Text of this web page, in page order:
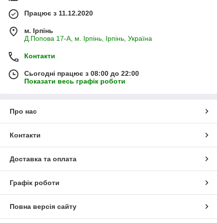
Працює з 11.12.2020
м. Ірпінь
Д.Попова 17-А, м. Ірпінь, Ірпінь, Україна
Контакти
Сьогодні працює з 08:00 до 22:00
Показати весь графік роботи
Про нас
Контакти
Доставка та оплата
Графік роботи
Повна версія сайту